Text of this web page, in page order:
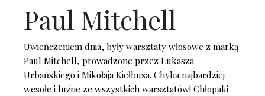
Paul Mitchell
Uwieńczeniem dnia, były warsztaty włosowe z marką
Paul Mitchell, prowadzone przez Łukasza
Urbańskiego i Mikołaja Kiełbusa. Chyba najbardziej
wesołe i luźne ze wszystkich warsztatów! Chłopaki